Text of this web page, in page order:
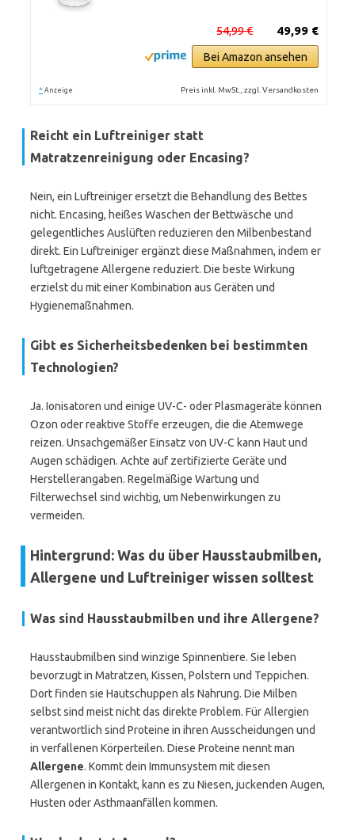
49,99 €
54,99 €
Bei Amazon ansehen
* Anzeige Preis inkl. MwSt., zzgl. Versandkosten
Reicht ein Luftreiniger statt
Matratzenreinigung oder Encasing?
Nein, ein Luftreiniger ersetzt die Behandlung des Bettes
nicht. Encasing, heißes Waschen der Bettwäsche und
gelegentliches Auslüften reduzieren den Milbenbestand
direkt. Ein Luftreiniger ergänzt diese Maßnahmen, indem er
luftgetragene Allergene reduziert. Die beste Wirkung
erzielst du mit einer Kombination aus Geräten und
Hygienemaßnahmen.
Gibt es Sicherheitsbedenken bei bestimmten
Technologien?
Ja. Ionisatoren und einige UV-C- oder Plasmageräte können
Ozon oder reaktive Stoffe erzeugen, die die Atemwege
reizen. Unsachgemäßer Einsatz von UV-C kann Haut und
Augen schädigen. Achte auf zertifizierte Geräte und
Herstellerangaben. Regelmäßige Wartung und
Filterwechsel sind wichtig, um Nebenwirkungen zu
vermeiden.
Hintergrund: Was du über Hausstaubmilben,
Allergene und Luftreiniger wissen solltest
Was sind Hausstaubmilben und ihre Allergene?
Hausstaubmilben sind winzige Spinnentiere. Sie leben
bevorzugt in Matratzen, Kissen, Polstern und Teppichen.
Dort finden sie Hautschuppen als Nahrung. Die Milben
selbst sind meist nicht das direkte Problem. Für Allergien
verantwortlich sind Proteine in ihren Ausscheidungen und
in verfallenen Körperteilen. Diese Proteine nennt man
Allergene. Kommt dein Immunsystem mit diesen
Allergenen in Kontakt, kann es zu Niesen, juckenden Augen,
Husten oder Asthmaanfällen kommen.